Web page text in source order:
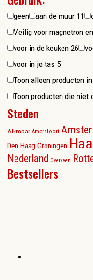
geen aan de muur 11
Veilig voor magnetron
voor in de keuken 26
voor in je tas 5
Toon alleen producten
Toon producten die niet
Steden
Alkmaar Amersfoort
Den Haag Groningen
Nederland Overveen
Bestsellers